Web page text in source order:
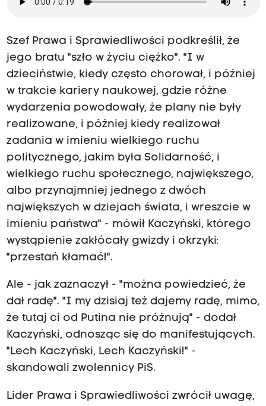
Szef Prawa i Sprawiedliwości podkreślił, że
jego bratu "szło w życiu ciężko". "I w
dzieciństwie, kiedy często chorował, i później
w trakcie kariery naukowej, gdzie różne
wydarzenia powodowały, że plany nie były
realizowane, i później kiedy realizował
zadania w imieniu wielkiego ruchu
politycznego, jakim była Solidarność, i
wielkiego ruchu społecznego, największego,
albo przynajmniej jednego z dwóch
największych w dziejach świata, i wreszcie w
imieniu państwa" - mówił Kaczyński, którego
wystąpienie zakłócały gwizdy i okrzyki:
"przestań kłamać!".
Ale - jak zaznaczył - "można powiedzieć, że
dał radę". "I my dzisiaj też dajemy radę, mimo,
że tutaj ci od Putina nie próżnują" - dodał
Kaczyński, odnosząc się do manifestujących.
"Lech Kaczyński, Lech Kaczyński!" -
skandowali zwolennicy PiS.
Lider Prawa i Sprawiedliwości zwrócił uwagę,